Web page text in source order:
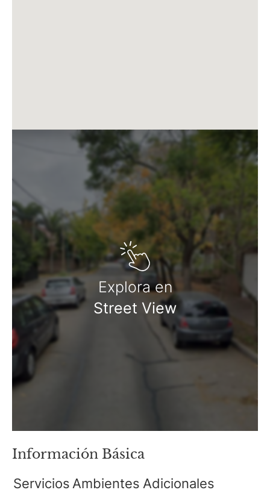
importada de Brasil.La terraza se entregará con deck
de hormigón para exteriores o material equivalente.
Ascensores:El edificio contará con 2 ascensores
automáticos de doble velocidad.Las cabinas estarán
revestidas en acero inoxidable con espejos, piso de
porcelanato y puertas automáticas de apertura
unilateral, marca Hyundai o similar.
Consultar por cochera.
Martillero Maximiliano Miguel D'Aria
Matrícula CMCPSI N° 6886
Av. Libertador 4189 - La Lucila - Prov. de Bs. As.
Matrícula CUCICBA N° 8264
Explora en
Street View
Información Básica
Servicios Ambientes Adicionales